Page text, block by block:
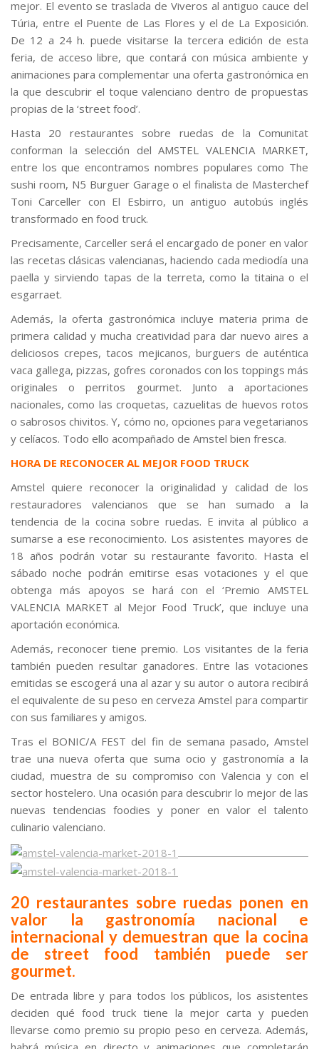
mejor. El evento se traslada de Viveros al antiguo cauce del
Túria, entre el Puente de Las Flores y el de La Exposición.
De 12 a 24 h. puede visitarse la tercera edición de esta
feria, de acceso libre, que contará con música ambiente y
animaciones para complementar una oferta gastronómica en
la que descubrir el toque valenciano dentro de propuestas
propias de la ‘street food’.
Hasta 20 restaurantes sobre ruedas de la Comunitat
conforman la selección del AMSTEL VALENCIA MARKET,
entre los que encontramos nombres populares como The
sushi room, N5 Burguer Garage o el finalista de Masterchef
Toni Carceller con El Esbirro, un antiguo autobús inglés
transformado en food truck.
Precisamente, Carceller será el encargado de poner en valor
las recetas clásicas valencianas, haciendo cada mediodía una
paella y sirviendo tapas de la terreta, como la titaina o el
esgarraet.
Además, la oferta gastronómica incluye materia prima de
primera calidad y mucha creatividad para dar nuevo aires a
deliciosos crepes, tacos mejicanos, burguers de auténtica
vaca gallega, pizzas, gofres coronados con los toppings más
originales o perritos gourmet. Junto a aportaciones
nacionales, como las croquetas, cazuelitas de huevos rotos
o sabrosos chivitos. Y, cómo no, opciones para vegetarianos
y celíacos. Todo ello acompañado de Amstel bien fresca.
HORA DE RECONOCER AL MEJOR FOOD TRUCK
Amstel quiere reconocer la originalidad y calidad de los
restauradores valencianos que se han sumado a la
tendencia de la cocina sobre ruedas. E invita al público a
sumarse a ese reconocimiento. Los asistentes mayores de
18 años podrán votar su restaurante favorito. Hasta el
sábado noche podrán emitirse esas votaciones y el que
obtenga más apoyos se hará con el ‘Premio AMSTEL
VALENCIA MARKET al Mejor Food Truck’, que incluye una
aportación económica.
Además, reconocer tiene premio. Los visitantes de la feria
también pueden resultar ganadores. Entre las votaciones
emitidas se escogerá una al azar y su autor o autora recibirá
el equivalente de su peso en cerveza Amstel para compartir
con sus familiares y amigos.
Tras el BONIC/A FEST del fin de semana pasado, Amstel
trae una nueva oferta que suma ocio y gastronomía a la
ciudad, muestra de su compromiso con Valencia y con el
sector hostelero. Una ocasión para descubrir lo mejor de las
nuevas tendencias foodies y poner en valor el talento
culinario valenciano.
20 restaurantes sobre ruedas ponen en
valor la gastronomía nacional e
internacional y demuestran que la cocina
de street food también puede ser
gourmet.
De entrada libre y para todos los públicos, los asistentes
deciden qué food truck tiene la mejor carta y pueden
llevarse como premio su propio peso en cerveza. Además,